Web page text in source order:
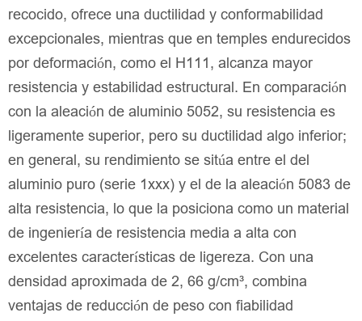
recocido, ofrece una ductilidad y conformabilidad
excepcionales, mientras que en temples endurecidos
por deformación, como el H111, alcanza mayor
resistencia y estabilidad estructural. En comparación
con la aleación de aluminio 5052, su resistencia es
ligeramente superior, pero su ductilidad algo inferior;
en general, su rendimiento se sitúa entre el del
aluminio puro (serie 1xxx) y el de la aleación 5083 de
alta resistencia, lo que la posiciona como un material
de ingeniería de resistencia media a alta con
excelentes características de ligereza. Con una
densidad aproximada de 2, 66 g/cm³, combina
ventajas de reducción de peso con fiabilidad